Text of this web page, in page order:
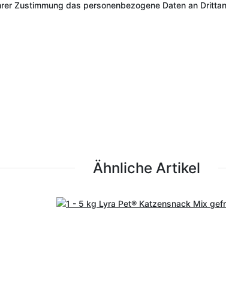
Zustimmung das personenbezogene Daten an
Ähnliche Artikel